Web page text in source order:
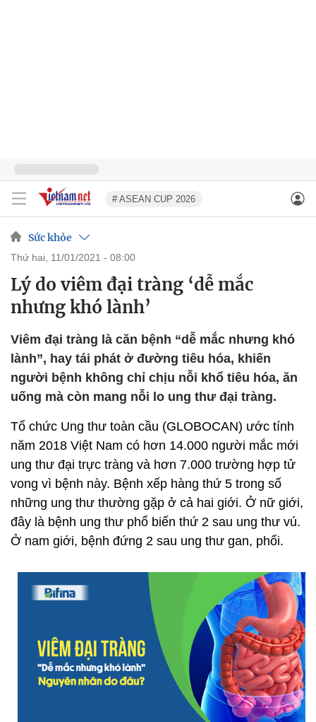
# ASEAN CUP 2026
Sức khỏe
thứ hai, 11/01/2021 - 08:00
Lý do viêm đại tràng ‘dễ mắc
nhưng khó lành’
Viêm đại tràng là căn bệnh “dễ mắc nhưng khó
lành”, hay tái phát ở đường tiêu hóa, khiến
người bệnh không chỉ chịu nỗi khổ tiêu hóa, ăn
uống mà còn mang nỗi lo ung thư đại tràng.
Tổ chức Ung thư toàn cầu (GLOBOCAN) ước tính
năm 2018 Việt Nam có hơn 14.000 người mắc mới
ung thư đại trực tràng và hơn 7.000 trường hợp tử
vong vì bệnh này. Bệnh xếp hàng thứ 5 trong số
những ung thư thường gặp ở cả hai giới. Ở nữ giới,
đây là bệnh ung thư phổ biến thứ 2 sau ung thư vú.
Ở nam giới, bệnh đứng 2 sau ung thư gan, phổi.